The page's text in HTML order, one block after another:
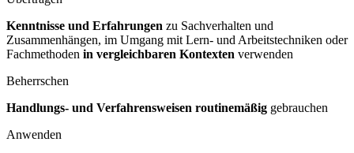
Kenntnisse und Erfahrungen zu Sachverhalten und
Zusammenhängen, im Umgang mit Lern- und Arbeitstechniken oder
Fachmethoden in vergleichbaren Kontexten verwenden
Beherrschen
Handlungs- und Verfahrensweisen routinemäßig gebrauchen
Anwenden